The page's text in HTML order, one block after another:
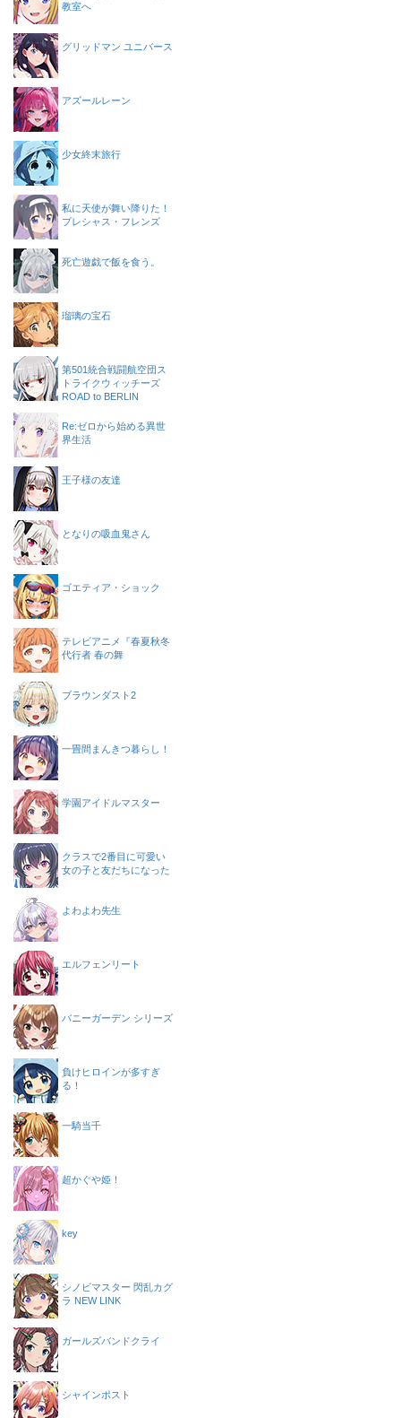
教室へ
グリッドマン ユニバース
アズールレーン
少女終末旅行
私に天使が舞い降りた！
プレシャス・フレンズ
死亡遊戯で飯を食う。
瑠璃の宝石
第501統合戦闘航空団ス
トライクウィッチーズ
ROAD to BERLIN
Re:ゼロから始める異世
界生活
王子様の友達
となりの吸血鬼さん
ゴエティア・ショック
テレビアニメ『春夏秋冬
代行者 春の舞
ブラウンダスト2
一畳間まんきつ暮らし！
学園アイドルマスター
クラスで2番目に可愛い
女の子と友だちになった
よわよわ先生
エルフェンリート
バニーガーデン シリーズ
負けヒロインが多すぎ
る！
一騎当千
超かぐや姫！
key
シノビマスター 閃乱カグ
ラ NEW LINK
ガールズバンドクライ
シャインポスト